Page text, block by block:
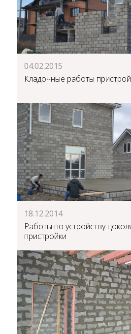
04.02.2015
Кладочные работы
18.12.2014
Работы по устройству
пристройки